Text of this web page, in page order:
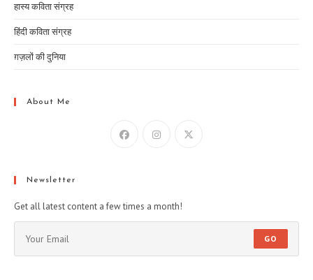
हास्य कविता संग्रह
हिंदी कविता संग्रह
ग़ज़लों की दुनिया
About Me
Newsletter
Get all latest content a few times a month!
GO